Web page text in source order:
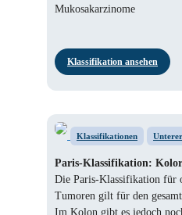
Mukosakarzinome
Klassifikation ansehen
Klassifikationen
Paris-Klassifikation:
Die Paris-Klassifikation für
Tumoren gilt für den
Im Kolon gibt es jedoch